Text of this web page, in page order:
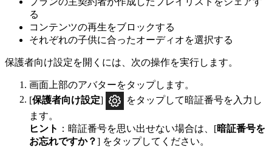
る
コンテンツの再生をブロックする
それぞれの子供に合ったオーディオを選択する
保護者向け設定を開くには、次の操作を実行します。
画面上部のアバターをタップします。
[保護者向け設定]
をタップして暗証番号を入力し
ます。
ヒント ：暗証番号を思い出せない場合は、[暗証番号を
お忘れですか？] をタップしてください。